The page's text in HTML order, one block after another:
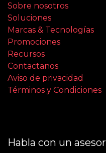
Sobre nosotros
Soluciones
Marcas & Tecnologías
Promociones
Recursos
Contactanos
Aviso de privacidad
Términos y Condiciones
Habla con un asesor